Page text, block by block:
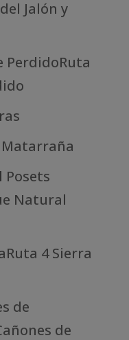
Jalón y
PerdidoRuta
Matarraña
Posets
Natural
4 Sierra
de
de